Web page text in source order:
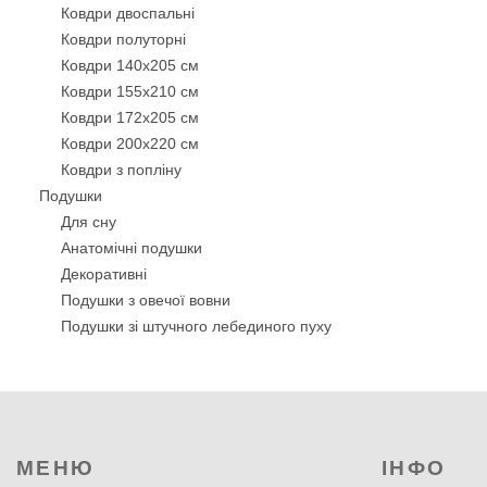
Ковдри двоспальні
Ковдри полуторні
Ковдри 140х205 см
Ковдри 155х210 см
Ковдри 172х205 см
Ковдри 200х220 см
Ковдри з попліну
Подушки
Для сну
Анатомічні подушки
Декоративнi
Подушки з овечої вовни
Подушки зі штучного лебединого пуху
МЕНЮ ІНФО